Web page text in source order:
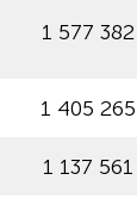
1 577 382
1 405 265
1 137 561